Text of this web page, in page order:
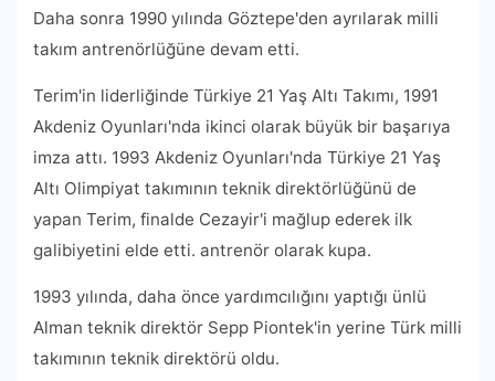
Daha sonra 1990 yılında Göztepe'den ayrılarak milli
takım antrenörlüğüne devam etti.
Terim'in liderliğinde Türkiye 21 Yaş Altı Takımı, 1991
Akdeniz Oyunları'nda ikinci olarak büyük bir başarıya
imza attı. 1993 Akdeniz Oyunları'nda Türkiye 21 Yaş
Altı Olimpiyat takımının teknik direktörlüğünü de
yapan Terim, finalde Cezayir'i mağlup ederek ilk
galibiyetini elde etti. antrenör olarak kupa.
1993 yılında, daha önce yardımcılığını yaptığı ünlü
Alman teknik direktör Sepp Piontek'in yerine Türk milli
takımının teknik direktörü oldu.